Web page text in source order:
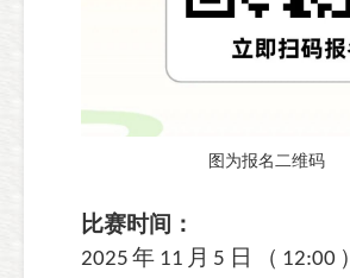
图为报名二维码
比赛时间：
2025 年 11 月 5 日（ 12:00